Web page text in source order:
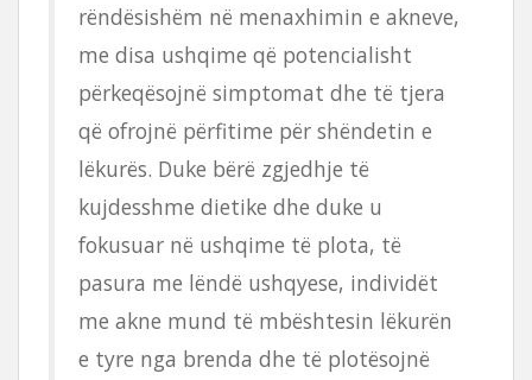
rëndësishëm në menaxhimin e akneve,
me disa ushqime që potencialisht
përkeqësojnë simptomat dhe të tjera
që ofrojnë përfitime për shëndetin e
lëkurës. Duke bërë zgjedhje të
kujdesshme dietike dhe duke u
fokusuar në ushqime të plota, të
pasura me lëndë ushqyese, individët
me akne mund të mbështesin lëkurën
e tyre nga brenda dhe të plotësojnë